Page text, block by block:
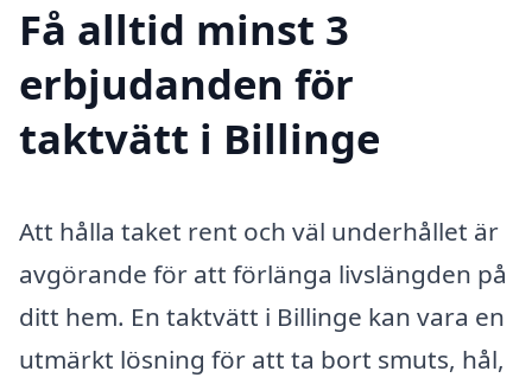
Få alltid minst 3
erbjudanden för
taktvätt i Billinge
Att hålla taket rent och väl underhållet är
avgörande för att förlänga livslängden på
ditt hem. En taktvätt i Billinge kan vara en
utmärkt lösning för att ta bort smuts, hål,